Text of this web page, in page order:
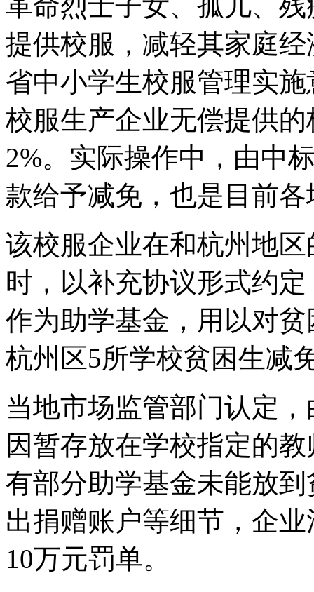
提供校服，减轻其家庭
省中小学生校服管理实
校服生产企业无偿提供
2%。实际操作中，由中
款给予减免，也是目前
该校服企业在和杭州地
时，以补充协议形式约
作为助学基金，用以对
杭州区5所学校贫困生减
当地市场监管部门认定
因暂存放在学校指定的
有部分助学基金未能放
出捐赠账户等细节，企
10万元罚单。